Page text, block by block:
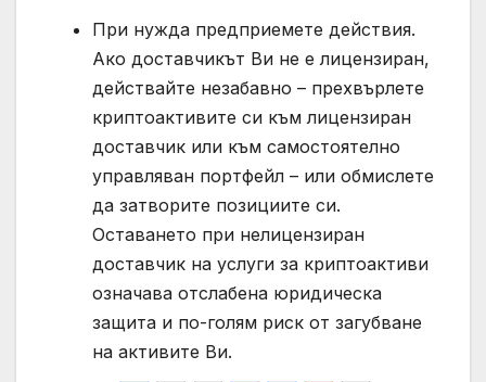
При нужда предприемете действия.
Ако доставчикът Ви не е лицензиран,
действайте незабавно – прехвърлете
криптоактивите си към лицензиран
доставчик или към самостоятелно
управляван портфейл – или обмислете
да затворите позициите си.
Оставането при нелицензиран
доставчик на услуги за криптоактиви
означава отслабена юридическа
защита и по-голям риск от загубване
на активите Ви.